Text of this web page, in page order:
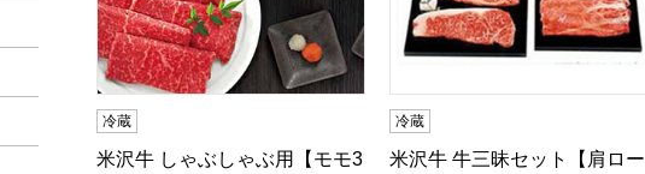
冷蔵
米沢牛 しゃぶしゃぶ用【モモ3
冷蔵
米沢牛 牛三昧セット【肩ロー